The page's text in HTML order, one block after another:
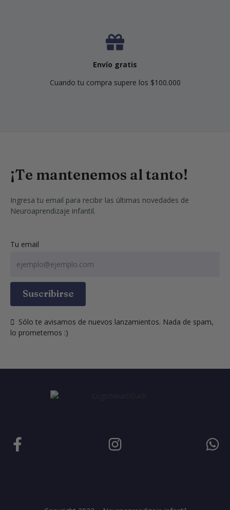
Envío gratis
Cuando tu compra supere los $100.000
¡Te mantenemos al tanto!
Ingresa tu email para recibir las últimas novedades de
Neuroaprendizaje infantil.
Tu email
Suscribirse
  Sólo te avisamos de nuevos lanzamientos. Nada de spam,
lo prometemos :)